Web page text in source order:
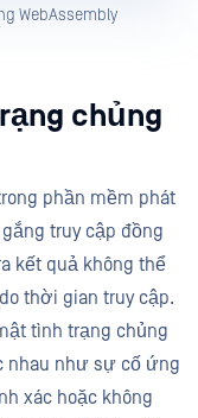
WebAssembly
chủng
phần mềm phát
truy cập đồng
kết quả không thể
thời gian truy cập.
tình trạng chủng
nhau như sự cố ứng
xác hoặc không